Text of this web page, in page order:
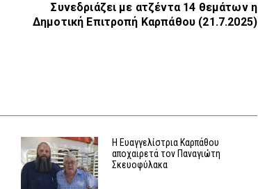
Συνεδριάζει με ατζέντα 14 θεμάτων η
Δημοτική Επιτροπή Καρπάθου (21.7.2025)
Η Ευαγγελίστρια Καρπάθου
αποχαιρετά τον Παναγιώτη
Σκευοφύλακα